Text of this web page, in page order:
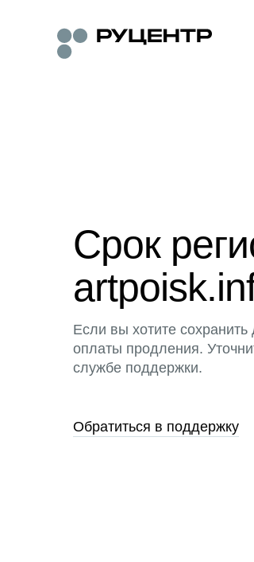
Срок
Если вы хотите
оплаты продления.
службе поддержки.
Обратиться в поддержку